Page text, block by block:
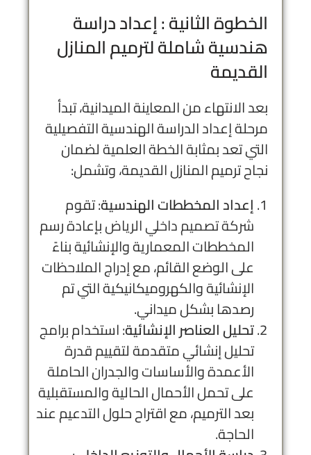
الخطوة الثانية : إعداد دراسة
هندسية شاملة لترميم المنازل
القديمة
بعد الانتهاء من المعاينة الميدانية، تبدأ
مرحلة إعداد الدراسة الهندسية التفصيلية
التي تعد بمثابة الخطة العلمية لضمان
نجاح ترميم المنازل القديمة، وتشمل:
إعداد المخططات الهندسية: تقوم
شركة تصميم داخلي الرياضبإعادة رسم
المخططات المعمارية والإنشائية بناءً
على الوضع القائم، مع إدراج الملاحظات
الإنشائية والكهروميكانيكية التي تم
رصدها بشكل ميداني.
تحليل العناصر الإنشائية: استخدام برامج
تحليل إنشائي متقدمة لتقييم قدرة
الأعمدة والأساسات والجدران الحاملة
على تحمل الأحمال الحالية والمستقبلية
بعد الترميم، مع اقتراح حلول التدعيم عند
الحاجة.